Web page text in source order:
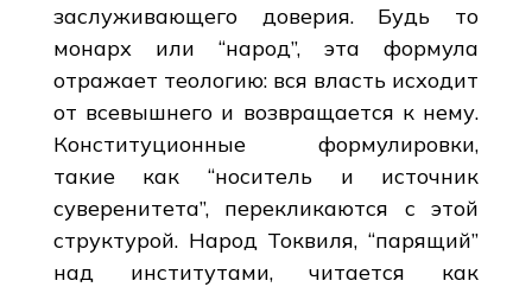
заслуживающего доверия. Будь то
монарх или “народ”, эта формула
отражает теологию: вся власть исходит
от всевышнего и возвращается к нему.
Конституционные формулировки,
такие как “носитель и источник
суверенитета”, перекликаются с этой
структурой. Народ Токвиля, “парящий”
над институтами, читается как